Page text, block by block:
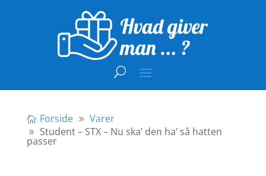
Forside
Varer
Student – STX – Nu ska’ den ha’ så hatten
passer